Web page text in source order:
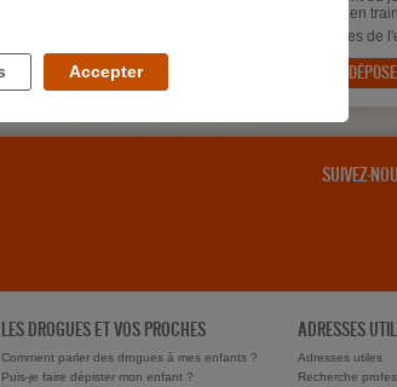
conjoint qui à 43 ans est en train
Témoignages de
SUIVEZ-
LES DROGUES ET VOS PROCHES
Comment parler des drogues à mes enfants ?
Puis-je faire dépister mon enfant ?
ADRESSES
Adresses utiles
Recherche
Accepter